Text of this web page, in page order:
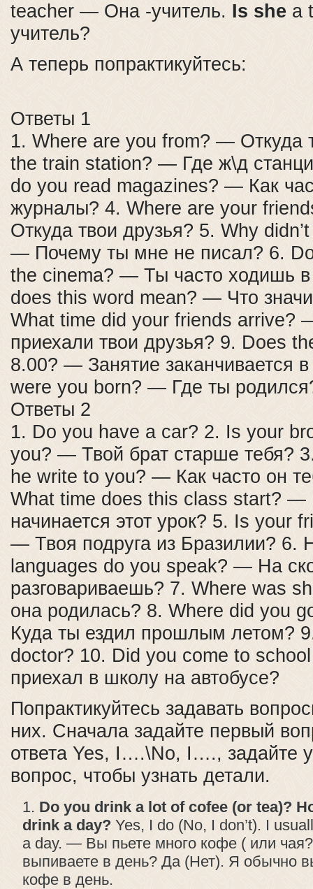
teacher — Она -учитель. Is she a
учитель?
А теперь попрактикуйтесь:
Ответы 1
1. Where are you from? — Откуда
the train station? — Где ж\д
do you read magazines? — Как
журналы? 4. Where are your
Откуда твои друзья? 5. Why
— Почему ты мне не писал? 6.
the cinema? — Ты часто ходишь в
does this word mean? — Что
What time did your friends arrive?
приехали твои друзья? 9. Does
8.00? — Занятие заканчивается
were you born? — Где ты
Ответы 2
1. Do you have a car? 2. Is your
you? — Твой брат старше тебя?
he write to you? — Как часто он
What time does this class start? —
начинается этот урок? 5. Is your
— Твоя подруга из Бразилии? 6.
languages do you speak? — На
разговариваешь? 7. Where was
она родилась? 8. Where did you
Куда ты ездил прошлым летом?
doctor? 10. Did you come to
приехал в школу на автобусе?
Попрактикуйтесь задавать
них. Сначала задайте первый
ответа Yes, I….\No, I…., задайте
вопрос, чтобы узнать детали.
Do you drink a lot of cofee (or tea)?
drink a day? Yes, I do (No, I don’t). I
a day. — Вы пьете много кофе ( или
выпиваете в день? Да (Нет). Я обычно
кофе в день.